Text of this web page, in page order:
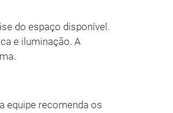
do espaço disponível.
e iluminação. A
equipe recomenda os